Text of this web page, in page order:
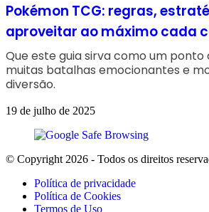
Pokémon TCG: regras,
aproveitar ao máximo cada
Que este guia sirva como um
muitas batalhas emocionantes e
diversão.
19 de julho de 2025
© Copyright 2026 - Todos os direitos
Política de privacidade
Política de Cookies
Termos de Uso